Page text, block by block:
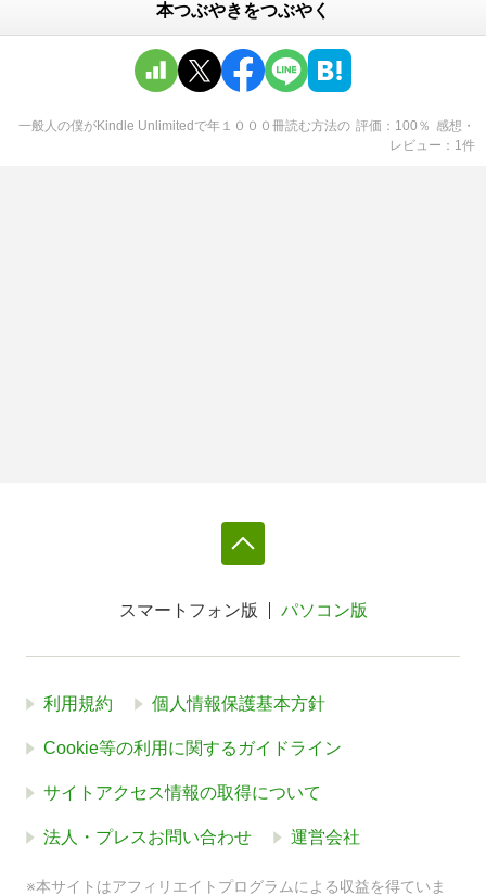
本つぶやきをつぶやく
一般人の僕がKindle Unlimitedで年１０００冊読む方法の 評価 100 ％ 感想・
レビュー
1件
スマートフォン版 パソコン版
利用規約 個人情報保護基本方針
Cookie等の利用に関するガイドライン
サイトアクセス情報の取得について
法人・プレスお問い合わせ 運営会社
※本サイトはアフィリエイトプログラムによる収益を得ていま